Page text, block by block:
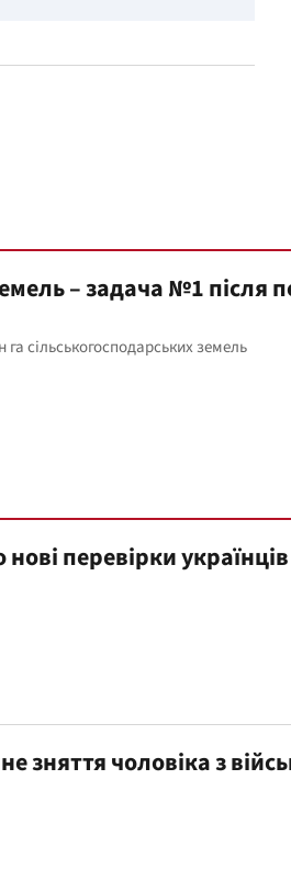
– задача №1 після
сільськогосподарських земель
перевірки
зняття чоловіка з